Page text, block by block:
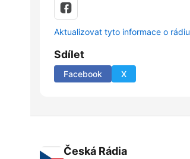
Aktualizovat tyto informace o rádiu
Sdílet
Facebook X
Česká Rádia